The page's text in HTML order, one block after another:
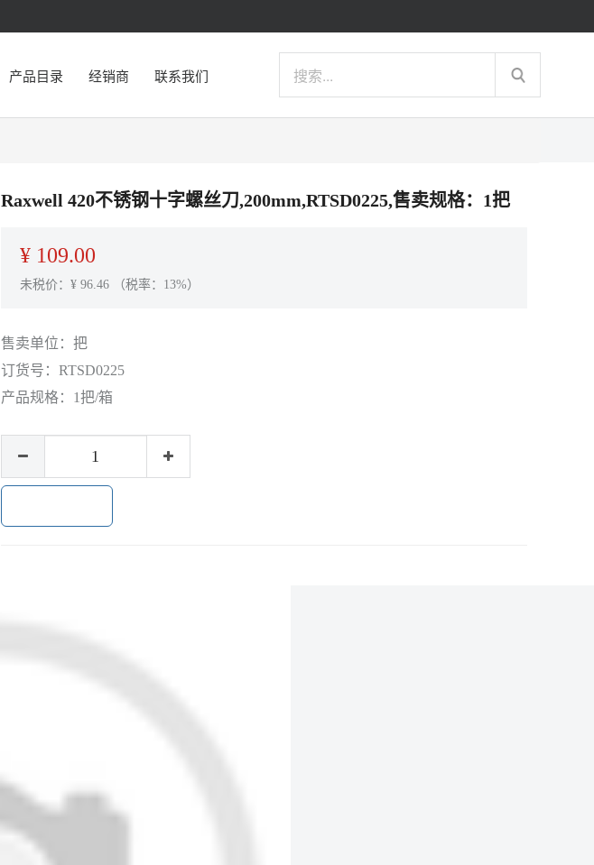
产品目录 经销商 联系我们
Raxwell 420不锈钢十字螺丝刀,200mm,RTSD0225,售卖规格：1把
¥ 109.00
未税价：¥ 96.46（税率：13%）
售卖单位： 把
订货号： RTSD0225
产品规格： 1把/箱